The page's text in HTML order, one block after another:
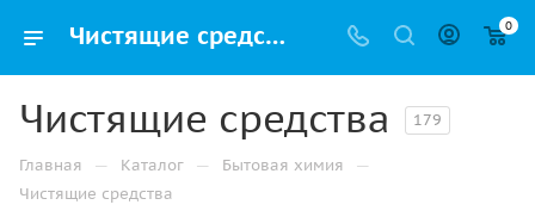
Чистящие средства купить оптом и в розницу в Набережных Челнах по низкой цене 0
Чистящие средства 179
Главная — Каталог — Бытовая химия —
Чистящие средства